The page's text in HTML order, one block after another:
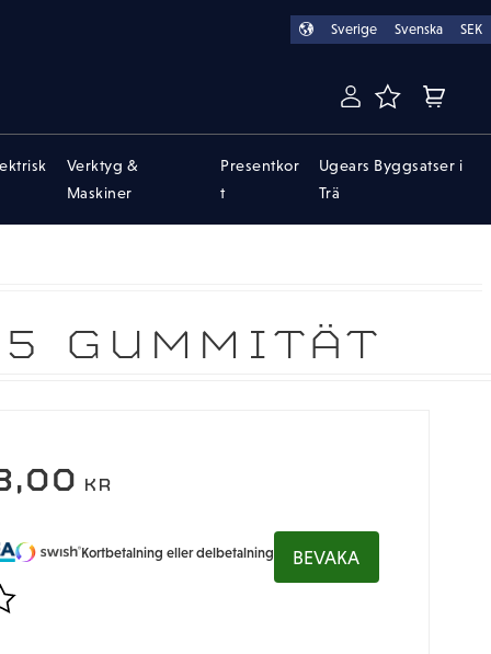
Sverige Svenska SEK
FAVORITER
Verktyg &
Maskiner
Presentkor
t
Ugears Byggsatser i
Trä
GUMMITÄT
KR
till i favoriter
Kortbetalning eller delbetalning BEVAKA